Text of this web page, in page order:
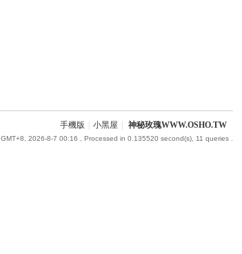
手機版 小黑屋 神秘玫瑰WWW.OSHO.TW
GMT+8, 2026-8-7 00:16 , Processed in 0.135520 second(s), 11 queries .